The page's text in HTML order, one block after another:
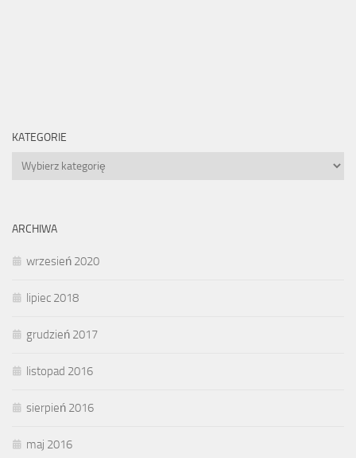
KATEGORIE
Kategorie
ARCHIWA
wrzesień 2020
lipiec 2018
grudzień 2017
listopad 2016
sierpień 2016
maj 2016